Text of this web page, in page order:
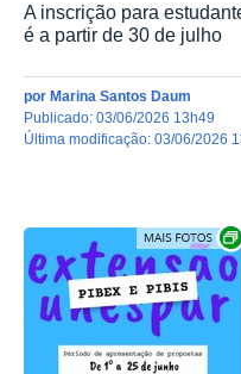
A inscrição para
é a partir de 30 de julho
por Marina Santos Daum
publicado: 03/06/2026 13h49
última modificação: 03/06/2026